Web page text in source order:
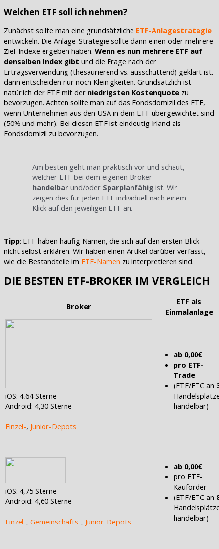
Welchen ETF soll ich nehmen?
Zunächst sollte man eine grundsätzliche ETF-Anlagestrategie
entwickeln. Die Anlage-Strategie sollte dann einen oder mehrere
Ziel-Indexe ergeben haben. Wenn es nun mehrere ETF auf
denselben Index gibt und die Frage nach der
Ertragsverwendung (thesaurierend vs. ausschüttend) geklärt ist,
dann entscheiden nur noch Kleinigkeiten. Grundsätzlich ist
natürlich der ETF mit der niedrigsten Kostenquote zu
bevorzugen. Achten sollte man auf das Fondsdomizil des ETF,
wenn Unternehmen aus den USA in dem ETF übergewichtet sind
(50% und mehr). Bei diesen ETF ist eindeutig Irland als
Fondsdomizil zu bevorzugen.
Am besten geht man praktisch vor und schaut,
welcher ETF bei dem eigenen Broker
handelbarund/oder Sparplanfähig ist. Wir
zeigen dies für jeden ETF individuell nach einem
Klick auf den jeweiligen ETF an.
Tipp: ETF haben häufig Namen, die sich auf den ersten Blick
nicht selbst erklären. Wir haben einen Artikel darüber verfasst,
wie die Bestandteile im ETF-Namen zu interpretieren sind.
DIE BESTEN ETF-BROKER IM VERGLEICH
Broker
ETF als
Einmalanlage
iOS: 4,64 Sterne
Android: 4,30 Sterne
Einzel-, Junior-Depots
ab 0,00€
pro ETF-
Trade
(ETF/ETC an
handelbar)
iOS: 4,75 Sterne
Android: 4,60 Sterne
Einzel-, Gemeinschafts-, Junior-Depots
ab 0,00€
pro ETF-
Kauforder
(ETF/ETC an
handelbar)